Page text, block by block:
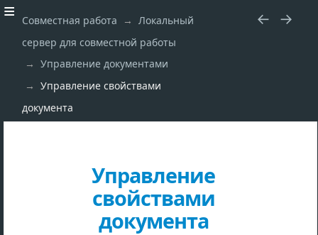
Совместная работа
Локальный
сервер для совместной работы
Управление документами
Управление свойствами
документа
Управление
свойствами
документа